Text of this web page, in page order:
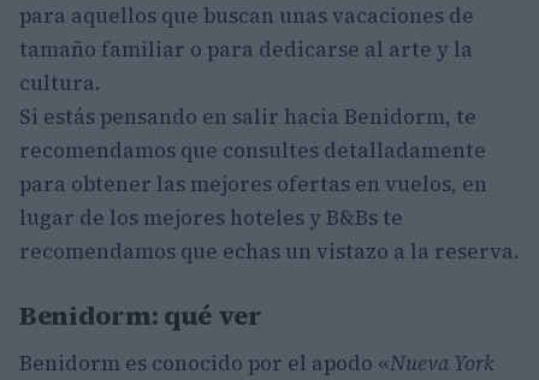
para aquellos que buscan unas vacaciones de
tamaño familiar o para dedicarse al arte y la
cultura.
Si estás pensando en salir hacia Benidorm, te
recomendamos que consultes detalladamente
para obtener las mejores ofertas en vuelos, en
lugar de los mejores hoteles y B&Bs te
recomendamos que echas un vistazo a la reserva.
Benidorm: qué ver
Benidorm es conocido por el apodo «Nueva York